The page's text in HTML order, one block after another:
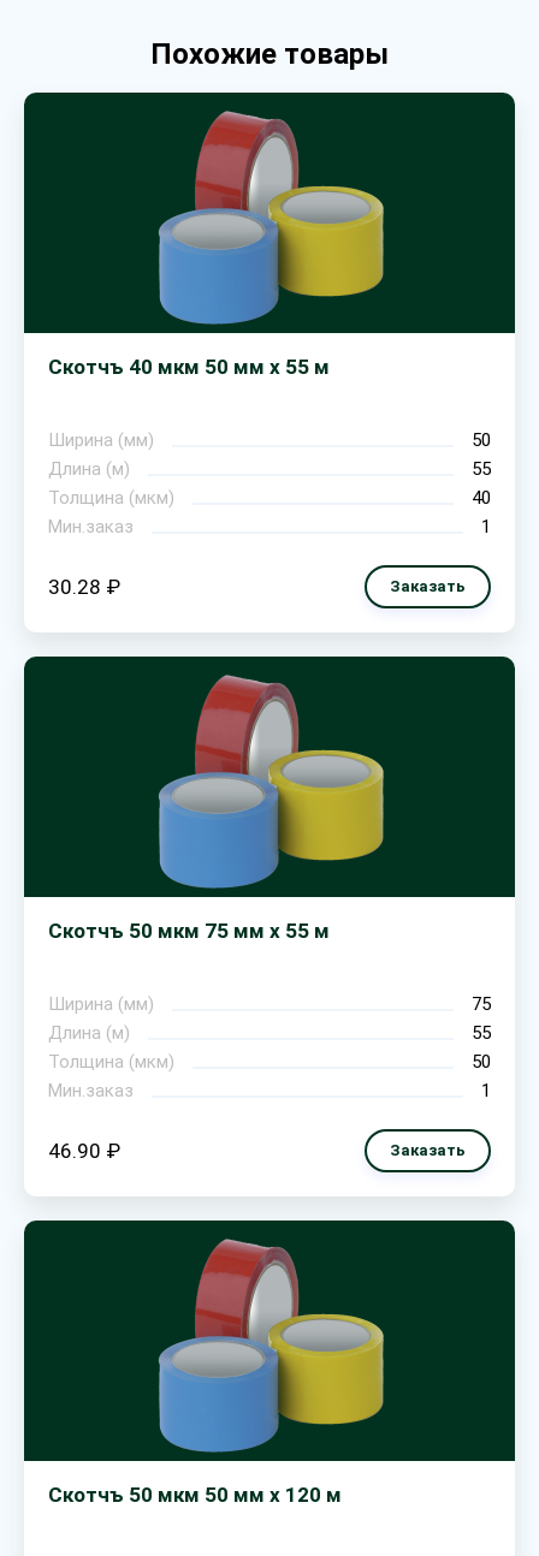
Похожие товары
Скотчъ 40 мкм 50 мм х 55 м
Ширина (мм)
50
Длина (м)
55
Толщина (мкм)
40
Мин.заказ
1
30.28 ₽ Заказать
Скотчъ 50 мкм 75 мм х 55 м
Ширина (мм)
75
Длина (м)
55
Толщина (мкм)
50
Мин.заказ
1
46.90 ₽ Заказать
Скотчъ 50 мкм 50 мм х 120 м